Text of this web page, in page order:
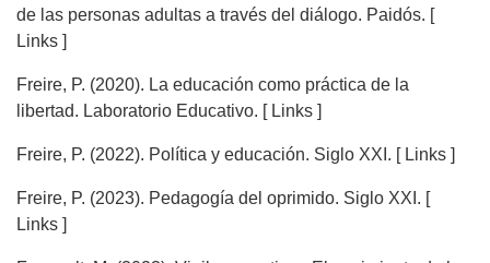
de las personas adultas a través del diálogo. Paidós. [
Links ]
Freire, P. (2020). La educación como práctica de la
libertad. Laboratorio Educativo. [ Links ]
Freire, P. (2022). Política y educación. Siglo XXI. [ Links ]
Freire, P. (2023). Pedagogía del oprimido. Siglo XXI. [
Links ]